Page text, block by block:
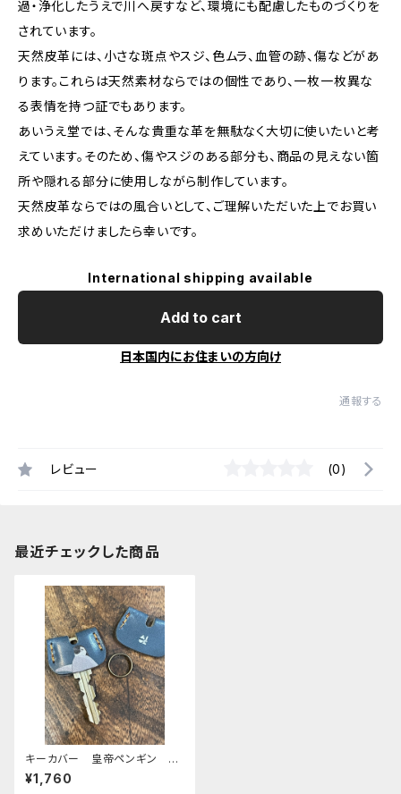
過・浄化したうえで川へ戻すなど、環境にも配慮したものづくりを
されています。
天然皮革には、小さな斑点やスジ、色ムラ、血管の跡、傷などがあ
ります。これらは天然素材ならではの個性であり、一枚一枚異な
る表情を持つ証でもあります。
あいうえ堂では、そんな貴重な革を無駄なく大切に使いたいと考
えています。そのため、傷やスジのある部分も、商品の見えない箇
所や隠れる部分に使用しながら制作しています。
天然皮革ならではの風合いとして、ご理解いただいた上でお買い
求めいただけましたら幸いです。
International shipping available
Add to cart
日本国内にお住まいの方向け
通報する
レビュー (0)
最近チェックした商品
キーカバー 皇帝ペンギン ヒ
ナ エンペラー ヒナペン ペ
ンギン ネイビー 栃木レザー
¥1,760